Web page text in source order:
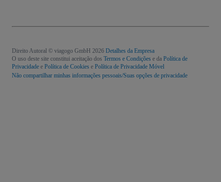
Direito Autoral © viagogo GmbH 2026 Detalhes da Empresa
O uso deste site constitui aceitação dos Termos e Condições e da Política de
Privacidade e Política de Cookies e Política de Privacidade Móvel
Não compartilhar minhas informações pessoais/Suas opções de privacidade